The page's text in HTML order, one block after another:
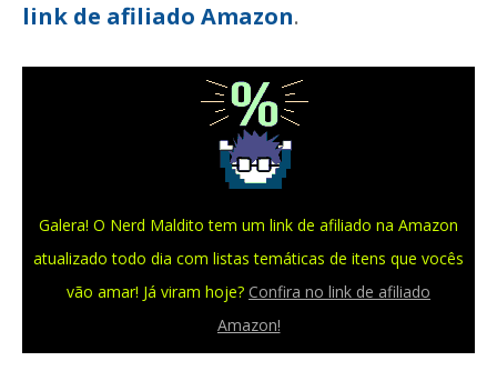
link de afiliado Amazon.
Galera! O Nerd Maldito tem um link de afiliado na Amazon
atualizado todo dia com listas temáticas de itens que vocês
vão amar! Já viram hoje? Confira no link de afiliado
Amazon!